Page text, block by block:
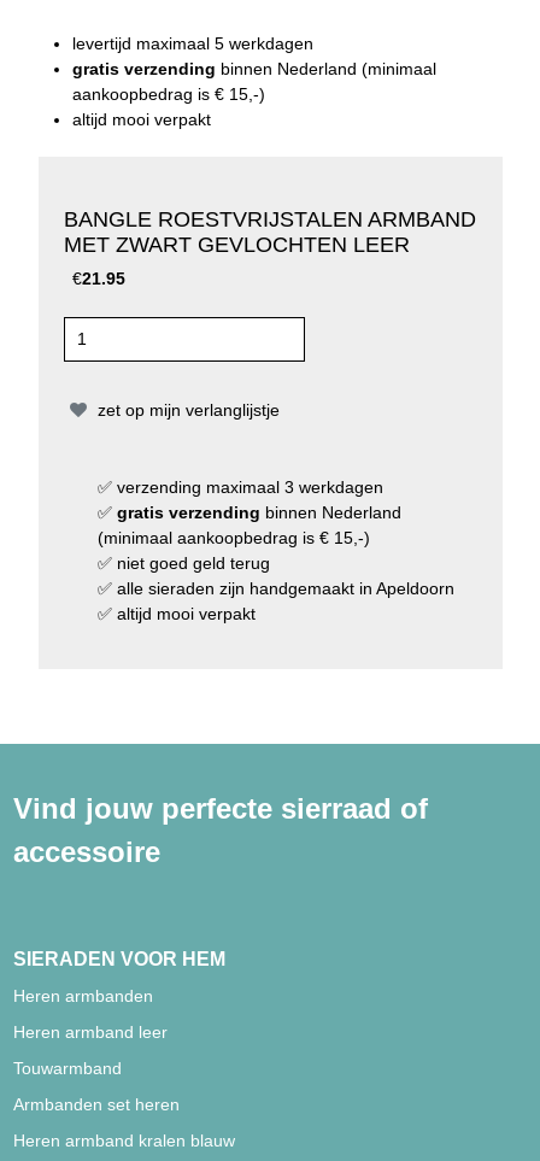
levertijd maximaal 5 werkdagen
gratis verzending binnen Nederland (minimaal
aankoopbedrag is € 15,-)
altijd mooi verpakt
BANGLE ROESTVRIJSTALEN ARMBAND
MET ZWART GEVLOCHTEN LEER
€21.95
zet op mijn verlanglijstje
✅ verzending maximaal 3 werkdagen
✅ gratis verzending binnen Nederland
(minimaal aankoopbedrag is € 15,-)
✅ niet goed geld terug
✅ alle sieraden zijn handgemaakt in Apeldoorn
✅ altijd mooi verpakt
Vind jouw perfecte sierraad of
accessoire
SIERADEN VOOR HEM
Heren armbanden
Heren armband leer
Touwarmband
Armbanden set heren
Heren armband kralen blauw